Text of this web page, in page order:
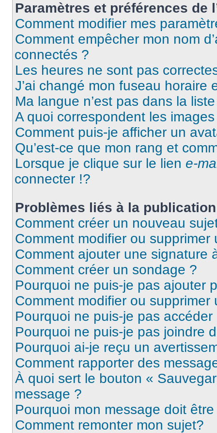
Paramètres et préférences de
Comment modifier mes
Comment empêcher mon nom
connectés ?
Les heures ne sont pas
J’ai changé mon fuseau horaire
Ma langue n’est pas dans la
A quoi correspondent les
Comment puis-je afficher un
Qu’est-ce que mon rang et
Lorsque je clique sur le lien e-
connecter !?
Problèmes liés à la
Comment créer un nouveau
Comment modifier ou supprimer
Comment ajouter une signature
Comment créer un sondage ?
Pourquoi ne puis-je pas ajouter
Comment modifier ou supprimer
Pourquoi ne puis-je pas
Pourquoi ne puis-je pas joindre
Pourquoi ai-je reçu un
Comment rapporter des
À quoi sert le bouton «
message ?
Pourquoi mon message doit
Comment remonter mon sujet?